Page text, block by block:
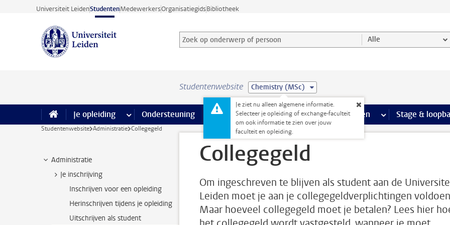
Ga direct naar de inhoud
Universiteit LeidenStudentenMedewerkersOrganisatiegidsBibliotheek
Zoek op onderwerp of persoon en selecteer categorie
Zoekterm Alle
Studentenwebsite Chemistry (MSc)
Je ziet nu alleen algemene informatie.
Selecteer je opleiding of exchange-faculteit
om ook informatie te zien over jouw
faculteit en opleiding.
Je opleiding meer Je opleiding pagina’s
Ondersteuning meer Ondersteuning pagina’s
Faciliteiten meer Faciliteiten pagina’s
Extra studieactiviteiten meer Extra
Stage &
Studentenwebsite Administratie Collegegeld
Administratie
Je inschrijving
Inschrijven voor een opleiding
Herinschrijven tijdens je opleiding
Uitschrijven als student
Collegegeld
Om ingeschreven te blijven als student aan de
Leiden moet je aan je collegegeldverplichtingen
Maar hoeveel collegegeld moet je betalen? Lees hier